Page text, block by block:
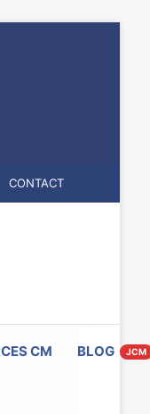
CONTACT
CM BLOG JCM